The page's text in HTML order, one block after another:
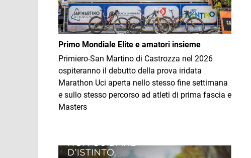
Primo Mondiale Elite e amatori insieme
Primiero-San Martino di Castrozza nel 2026
ospiteranno il debutto della prova iridata
Marathon Uci aperta nello stesso fine settimana
e sullo stesso percorso ad atleti di prima fascia e
Masters
Immagine